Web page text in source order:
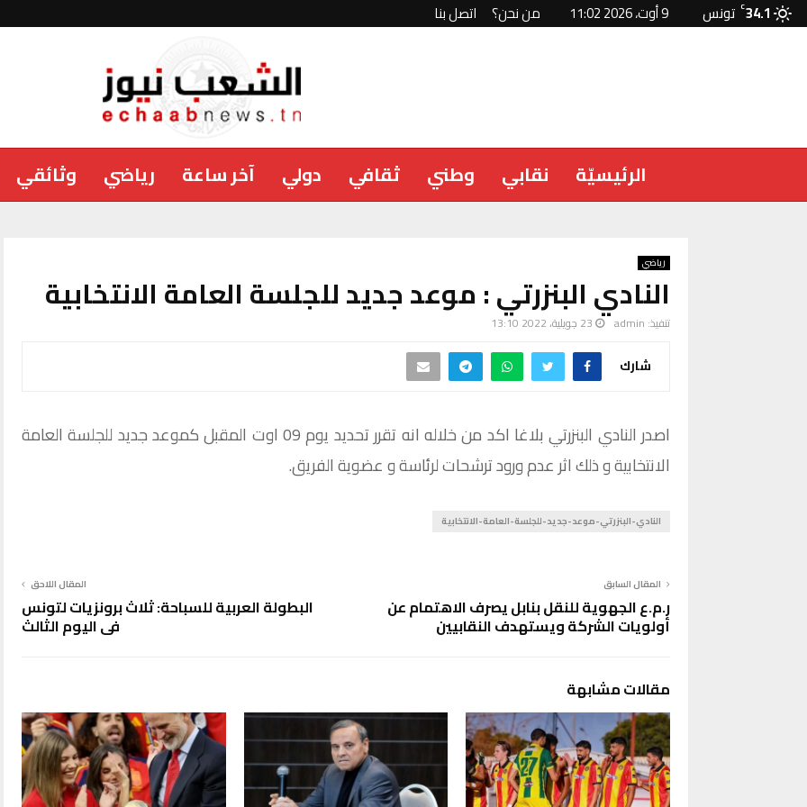
34.1
C تونس 9 أوت، 2026 11:02 من نحن؟ اتصل بنا
الرئيسيّة نقابي وطني ثقافي دولي آخر ساعة رياضي وثائقي
رياضي
النادي البنزرتي : موعد جديد للجلسة العامة الانتخابية
تنفيذ: admin 23 جويلية، 2022 13:10
شارك
اصدر النادي البنزرتي بلاغا اكد من خلاله انه تقرر تحديد يوم 09 اوت المقبل كموعد جديد للجلسة العامة
الانتخابية و ذلك اثر عدم ورود ترشحات لرئاسة و عضوية الفريق.
النادي-البنزرتي-موعد-جديد-للجلسة-العامة-الانتخابية
المقال السابق
ر.م.ع الجهوية للنقل بنابل يصرف الاهتمام عن
أولويات الشركة ويستهدف النقابيين
المقال اللاحق
البطولة العربية للسباحة: ثلاث برونزيات لتونس
في اليوم الثالث
مقالات مشابهة